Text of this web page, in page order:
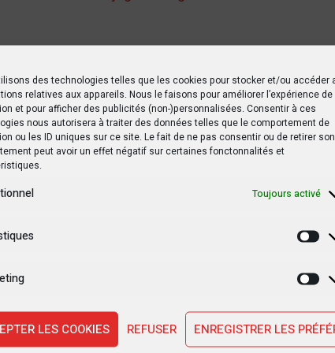
des technologies telles que les cookies pour stocker et/ou accéder
relatives aux appareils. Nous le faisons pour améliorer l’expérience de
et pour afficher des publicités (non-)personnalisées. Consentir à ces
nous autorisera à traiter des données telles que le comportement de
ou les ID uniques sur ce site. Le fait de ne pas consentir ou de retirer son
peut avoir un effet négatif sur certaines fonctonnalités et
Toujours activé
LES COOKIES REFUSER ENREGISTRER LES
Print Partager
Djaffar de Minzoto Wella Wella est mort
SUIVANT